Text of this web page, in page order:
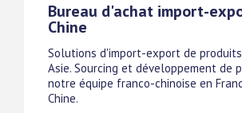
Bureau d'achat import-
Chine
Solutions d'import-export de
Asie. Sourcing et développement de
notre équipe franco-chinoise en
Chine.